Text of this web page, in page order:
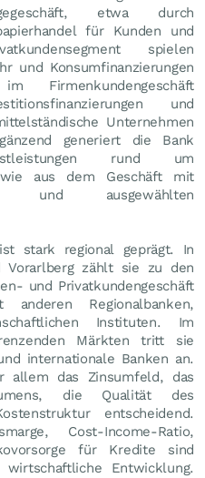
etwa durch
für Kunden und
spielen
und Konsumfinanzierungen
und
Unternehmen
generiert die Bank
rund um
aus dem Geschäft mit
und ausgewählten
stark regional geprägt. In
Vorarlberg zählt sie zu den
und Privatkundengeschäft
Regionalbanken,
Instituten. Im
Märkten tritt sie
internationale Banken an.
allem das Zinsumfeld, das
die Qualität des
entscheidend.
Cost-Income-Ratio,
für Kredite sind
Entwicklung.